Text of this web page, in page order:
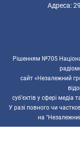
Адреса:
Рішенням №705
сайт «Незалежний
суб’єктів у сфері
У разі повного чи
на